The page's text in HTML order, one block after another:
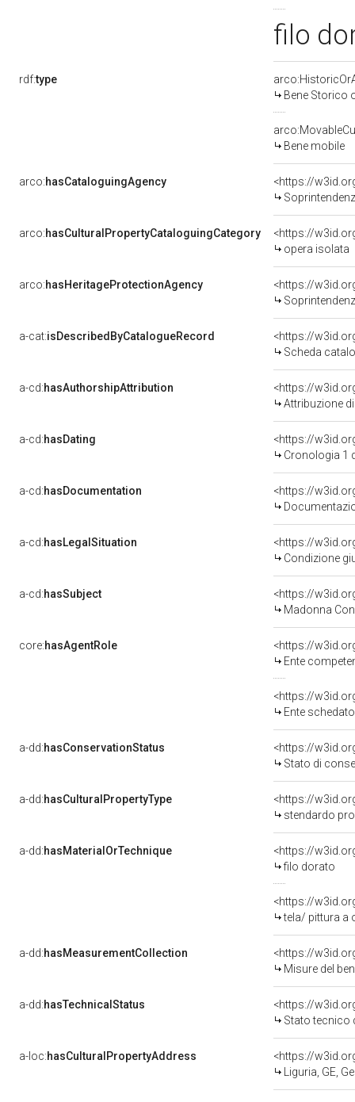
filo
rdf:type
Bene Storico
Bene mobile
arco:hasCataloguingAgency
<https://
arco:hasCulturalPropertyCataloguingCategory
<https://
opera isolata
arco:hasHeritageProtectionAgency
<https://
Soprintendenza
a-cat:isDescribedByCatalogueRecord
<https://
Scheda
a-cd:hasAuthorshipAttribution
Attribuzione
a-cd:hasDating
<https://
Cronologia 1
a-cd:hasDocumentation
a-cd:hasLegalSituation
Condizione
a-cd:hasSubject
<https://
Madonna
core:hasAgentRole
<https://
Ente competente per
<https://
Ente schedatore
a-dd:hasConservationStatus
<https://
Stato di
a-dd:hasCulturalPropertyType
<https://
stendardo
a-dd:hasMaterialOrTechnique
<https://
filo dorato
<https://
tela/ pittura a
a-dd:hasMeasurementCollection
<https://
Misure del
a-dd:hasTechnicalStatus
<https://
Stato tecnico
a-loc:hasCulturalPropertyAddress
<https://
Liguria, GE,